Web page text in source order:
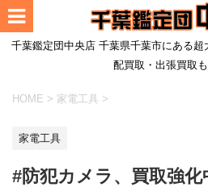
千葉鑑定団中央店 千葉県千葉市にある
配買取・出張買取も
HOME > 家電工具 >
家電工具
#防犯カメラ、買取強化